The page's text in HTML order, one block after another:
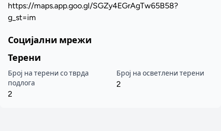
https://maps.app.goo.gl/SGZy4EGrAgTw65B58?
g_st=im
Социјални мрежи
Терени
Број на терени со тврда
подлога
2
Број на осветлени терени
2